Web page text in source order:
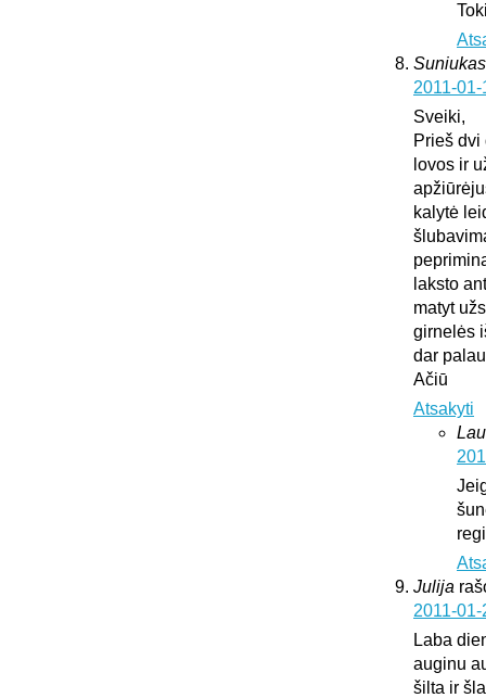
2011-
Sveiki,
Prieš
lovos ir
kalytė
laksto
matyt
girnelės
dar
Ačiū
Atsakyti
Julija
2011-
Laba
auginu
šilta ir